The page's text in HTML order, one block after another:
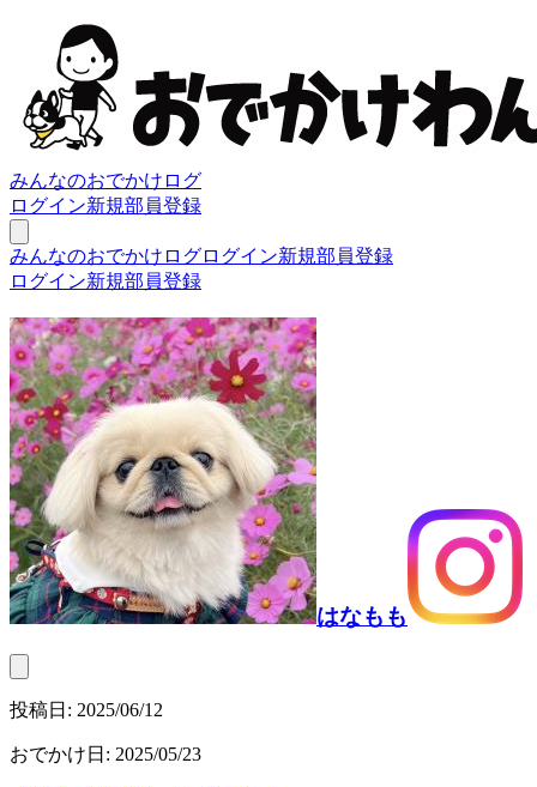
みんなのおでかけログ
ログイン新規部員登録
みんなのおでかけログログイン新規部員登録
ログイン新規部員登録
はなもも
投稿日: 2025/06/12
おでかけ日 : 2025/05/23